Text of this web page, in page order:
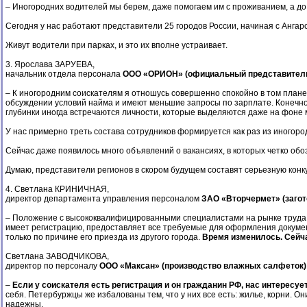
– Иногородних водителей мы берем, даже помогаем им с проживанием, а
Сегодня у нас работают представители 25 городов России, начиная с
Живут водители при парках, и это их вполне устраивает.
3. Ярослава ЗАРУЕВА,
начальник отдела персонала ООО «ОРИОН» (официальный
– К иногородним соискателям я отношусь совершенно спокойно в том
обсуждении условий найма и имеют меньшие запросы по зарплате.
глубинки иногда встречаются личности, которые выделяются даже на фоне
У нас примерно треть состава сотрудников формируется как раз из
Сейчас даже появилось много объявлений о вакансиях, в которых четко
Думаю, представители регионов в скором будущем составят серьезную
4. Светлана КРИНИЧНАЯ,
директор департамента управления персоналом ЗАО «Вторчермет»
– Положение с высококвалифицированными специалистами на рынке труда
имеет регистрацию, предоставляет все требуемые для оформления
только по причине его приезда из другого города. Время изменилось.
Светлана ЗАВОДЧИКОВА,
директор по персоналу ООО «Максан» (производство влажных
– Если у соискателя есть регистрация и он гражданин РФ, нас
себя. Петербуржцы же избалованы тем, что у них все есть: жилье, корни.
надежны.